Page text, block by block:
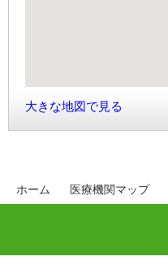
大きな地図で見る
ホーム 医療機関マップ